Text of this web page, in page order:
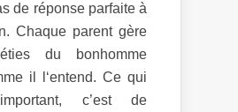
de réponse parfaite à
Chaque parent gère
du bonhomme
il l‘entend. Ce qui
c’est de